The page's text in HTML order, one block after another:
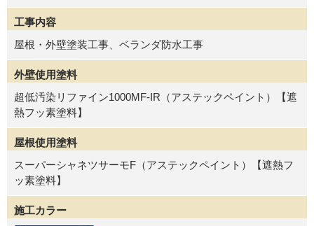
工事内容
屋根・外壁塗装工事、ベランダ防水工事
外壁使用塗料
超低汚染リファイン1000MF-IR（アステックペイント）【遮
熱フッ素塗料】
屋根使用塗料
スーパーシャネツサーモF（アステックペイント）【遮熱フ
ッ素塗料】
施工カラー